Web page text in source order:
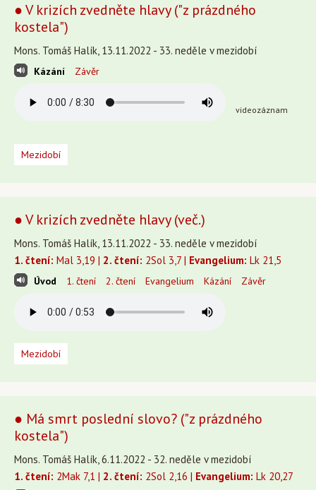
● V krizích zvedněte hlavy ("z prázdného
kostela")
Mons. Tomáš Halík, 13.11.2022 - 33. neděle v mezidobí
Kázání Závěr
videozáznam
Mezidobí
● V krizích zvedněte hlavy (več.)
Mons. Tomáš Halík, 13.11.2022 - 33. neděle v mezidobí
1. čtení: Mal 3,19 | 2. čtení: 2Sol 3,7 | Evangelium: Lk 21,5
Úvod 1. čtení 2. čtení Evangelium Kázání Závěr
Mezidobí
● Má smrt poslední slovo? ("z prázdného
kostela")
Mons. Tomáš Halík, 6.11.2022 - 32. neděle v mezidobí
1. čtení: 2Mak 7,1 | 2. čtení: 2Sol 2,16 | Evangelium: Lk 20,27